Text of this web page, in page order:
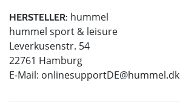
HERSTELLER: hummel
hummel sport & leisure
Leverkusenstr. 54
22761 Hamburg
E-Mail: onlinesupportDE@hummel.dk